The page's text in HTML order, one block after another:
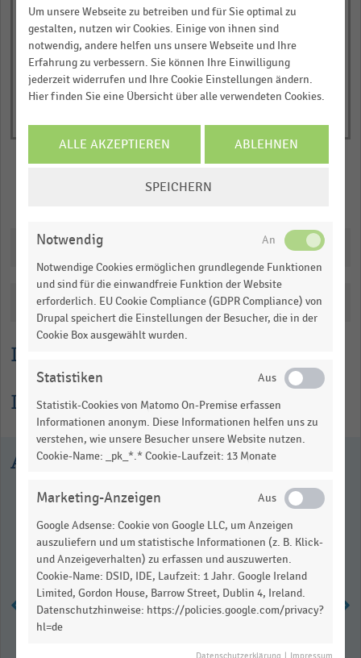
Lesehilfe
Informationen zur Statistik
axis
displaying
Nettoumsatz
in
Euro.
Range:
table.
End
interactive
chart
Katalogisierung
Ausgewählte Statistiken
Um unsere Webseite zu betreiben und für Sie optimal zu
gestalten, nutzen wir Cookies. Einige von ihnen sind
notwendig, andere helfen uns unsere Webseite und Ihre
Erfahrung zu verbessern. Sie können Ihre Einwilligung
jederzeit widerrufen und Ihre Cookie Einstellungen ändern.
Hier finden Sie eine Übersicht über alle verwendeten Cookies.
ALLE AKZEPTIEREN ABLEHNEN
SPEICHERN
Notwendig
Notwendige Cookies ermöglichen grundlegende Funktionen
und sind für die einwandfreie Funktion der Website
erforderlich. EU Cookie Compliance (GDPR Compliance) von
Drupal speichert die Einstellungen der Besucher, die in der
Cookie Box ausgewählt wurden.
Statistiken
Statistik-Cookies von Matomo On-Premise erfassen
Informationen anonym. Diese Informationen helfen uns zu
verstehen, wie unsere Besucher unsere Website nutzen.
Cookie-Name: _pk_*.* Cookie-Laufzeit: 13 Monate
Marketing-Anzeigen
Google Adsense: Cookie von Google LLC, um Anzeigen
auszuliefern und um statistische Informationen (z. B. Klick-
und Anzeigeverhalten) zu erfassen und auszuwerten.
Cookie-Name: DSID, IDE, Laufzeit: 1 Jahr. Google Ireland
Limited, Gordon House, Barrow Street, Dublin 4, Ireland.
Datenschutzhinweise: https://policies.google.com/privacy?
hl=de